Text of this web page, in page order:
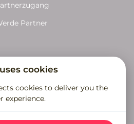
Partner
cookies
cookies to deliver you the
experience.